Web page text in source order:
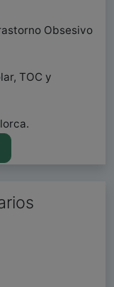
Obsesivo
TOC y